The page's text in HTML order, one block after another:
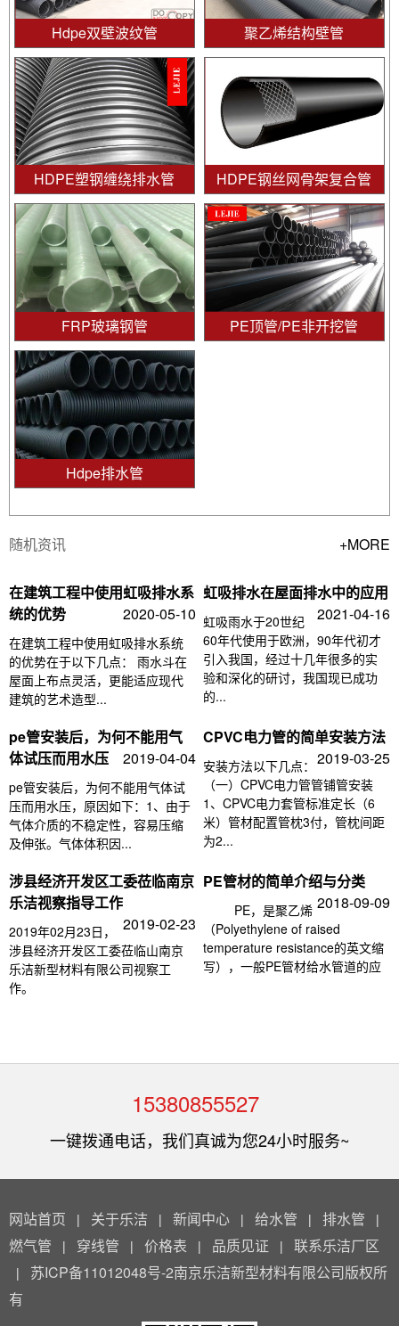
Hdpe双壁波纹管 聚乙烯结构壁管
HDPE塑钢缠绕排水管 HDPE钢丝网骨架复合管
FRP玻璃钢管 PE顶管/PE非开挖管
Hdpe排水管
随机资讯 +MORE
在建筑工程中使用虹吸排水系
统的优势
2020-05-10
在建筑工程中使用虹吸排水系统
的优势在于以下几点： 雨水斗在
屋面上布点灵活，更能适应现代
建筑的艺术造型...
虹吸排水在屋面排水中的应用
2021-04-16
虹吸雨水于20世纪
60年代使用于欧洲，90年代初才
引入我国，经过十几年很多的实
验和深化的研讨，我国现已成功
的...
pe管安装后，为何不能用气
体试压而用水压
2019-04-04
pe管安装后，为何不能用气体试
压而用水压，原因如下：1、由于
气体介质的不稳定性，容易压缩
及伸张。气体体积因...
CPVC电力管的简单安装方法
2019-03-25
安装方法以下几点：
（一）CPVC电力管管铺管安装
1、CPVC电力套管标准定长（6
米）管材配置管枕3付，管枕间距
为2...
涉县经济开发区工委莅临南京
乐洁视察指导工作
2019-02-23
2019年02月23日，
涉县经济开发区工委莅临山南京
乐洁新型材料有限公司视察工
作。
PE管材的简单介绍与分类
2018-09-09
PE，是聚乙烯
（Polyethylene of raised
temperature resistance的英文缩
写），一般PE管材给水管道的应
15380855527
一键拨通电话，我们真诚为您24小时服务~
网站首页 | 关于乐洁 | 新闻中心 | 给水管 | 排水管 |
燃气管 | 穿线管 | 价格表 | 品质见证 | 联系乐洁厂区
| 苏ICP备11012048号-2南京乐洁新型材料有限公司版权所
有